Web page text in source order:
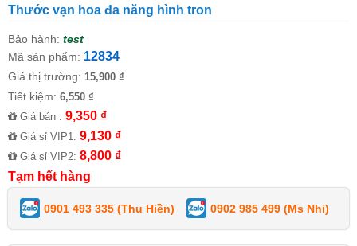
Thước vạn hoa đa năng hình tron
Bảo hành: test
Mã sản phẩm: 12834
Giá thị trường: 15,900 ₫
Tiết kiệm: 6,550 ₫
Giá bán : 9,350 ₫
Giá sỉ VIP1: 9,130 ₫
Giá sỉ VIP2: 8,800 ₫
Tạm hết hàng
0901 493 335 (Thu Hiền) 0902 985 499 (Ms Nhi)